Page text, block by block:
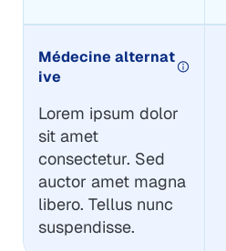
Médecine alternat
ive
Lorem ipsum dolor
sit amet
consectetur. Sed
auctor amet magna
libero. Tellus nunc
suspendisse.